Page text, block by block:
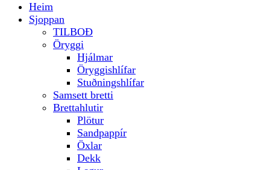
Heim
Sjoppan
TILBOÐ
Öryggi
Hjálmar
Öryggishlífar
Stuðningshlífar
Samsett bretti
Brettahlutir
Plötur
Sandpappír
Öxlar
Dekk